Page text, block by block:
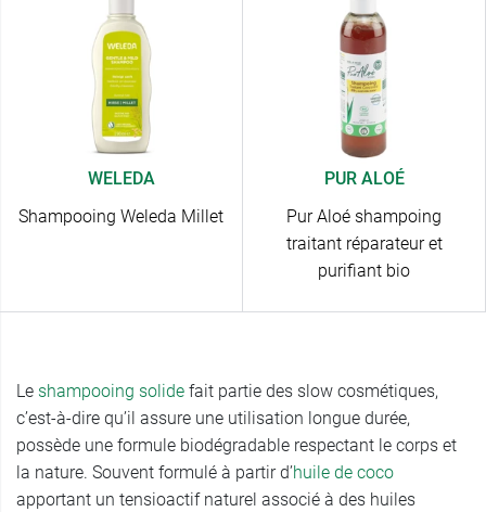
WELEDA
Shampooing Weleda Millet
PUR ALOÉ
Pur Aloé shampoing
traitant réparateur et
purifiant bio
Le shampooing solide fait partie des slow cosmétiques,
c’est-à-dire qu’il assure une utilisation longue durée,
possède une formule biodégradable respectant le corps et
la nature. Souvent formulé à partir d’huile de coco
apportant un tensioactif naturel associé à des huiles